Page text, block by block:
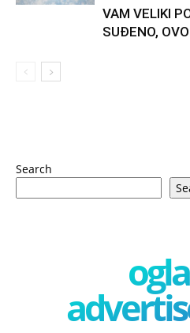
VAM VELIKI
SUĐENO,
Search